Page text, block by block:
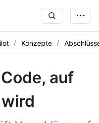
Konzepte
auf